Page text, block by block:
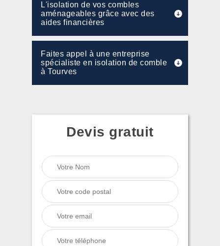
L'isolation de vos combles
aménageables grâce avec des
aides financières
Faites appel à une entreprise
spécialiste en isolation de comble
à Tourves
Devis gratuit